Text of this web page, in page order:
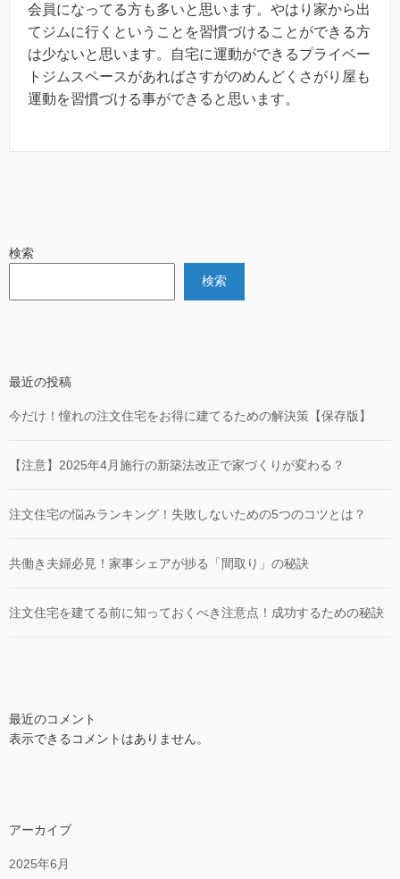
会員になってる方も多いと思います。やはり家から出
てジムに行くということを習慣づけることができる方
は少ないと思います。自宅に運動ができるプライベー
トジムスペースがあればさすがのめんどくさがり屋も
運動を習慣づける事ができると思います。
検索
検索
最近の投稿
今だけ！憧れの注文住宅をお得に建てるための解決策【保存版】
【注意】2025年4月施行の新築法改正で家づくりが変わる？
注文住宅の悩みランキング！失敗しないための5つのコツとは？
共働き夫婦必見！家事シェアが捗る「間取り」の秘訣
注文住宅を建てる前に知っておくべき注意点！成功するための秘訣
最近のコメント
表示できるコメントはありません。
アーカイブ
2025年6月